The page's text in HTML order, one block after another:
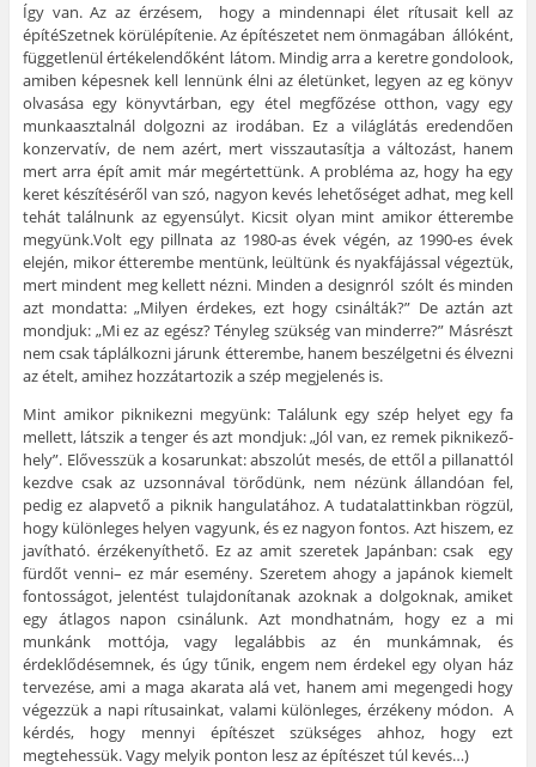
Így van. Az az érzésem, hogy a mindennapi élet rítusait kell az
építéSzetnek körülépítenie. Az építészetet nem önmagában állóként,
függetlenül értékelendőként látom. Mindig arra a keretre gondolook,
amiben képesnek kell lennünk élni az életünket, legyen az eg könyv
olvasása egy könyvtárban, egy étel megfőzése otthon, vagy egy
munkaasztalnál dolgozni az irodában. Ez a világlátás eredendően
konzervatív, de nem azért, mert visszautasítja a változást, hanem
mert arra épít amit már megértettünk. A probléma az, hogy ha egy
keret készítéséről van szó, nagyon kevés lehetőséget adhat, meg kell
tehát találnunk az egyensúlyt. Kicsit olyan mint amikor étterembe
megyünk.Volt egy pillnata az 1980-as évek végén, az 1990-es évek
elején, mikor étterembe mentünk, leültünk és nyakfájással végeztük,
mert mindent meg kellett nézni. Minden a designról szólt és minden
azt mondatta: „Milyen érdekes, ezt hogy csinálták?” De aztán azt
mondjuk: „Mi ez az egész? Tényleg szükség van minderre?” Másrészt
nem csak táplálkozni járunk étterembe, hanem beszélgetni és élvezni
az ételt, amihez hozzátartozik a szép megjelenés is.
Mint amikor piknikezni megyünk: Találunk egy szép helyet egy fa
mellett, látszik a tenger és azt mondjuk: „Jól van, ez remek piknikező-
hely”. Elővesszük a kosarunkat: abszolút mesés, de ettől a pillanattól
kezdve csak az uzsonnával törődünk, nem nézünk állandóan fel,
pedig ez alapvető a piknik hangulatához. A tudatalattinkban rögzül,
hogy különleges helyen vagyunk, és ez nagyon fontos. Azt hiszem, ez
javítható. érzékenyíthető. Ez az amit szeretek Japánban: csak egy
fürdőt venni– ez már esemény. Szeretem ahogy a japánok kiemelt
fontosságot, jelentést tulajdonítanak azoknak a dolgoknak, amiket
egy átlagos napon csinálunk. Azt mondhatnám, hogy ez a mi
munkánk mottója, vagy legalábbis az én munkámnak, és
érdeklődésemnek, és úgy tűnik, engem nem érdekel egy olyan ház
tervezése, ami a maga akarata alá vet, hanem ami megengedi hogy
végezzük a napi rítusainkat, valami különleges, érzékeny módon. A
kérdés, hogy mennyi építészet szükséges ahhoz, hogy ezt
megtehessük. Vagy melyik ponton lesz az építészet túl kevés…)